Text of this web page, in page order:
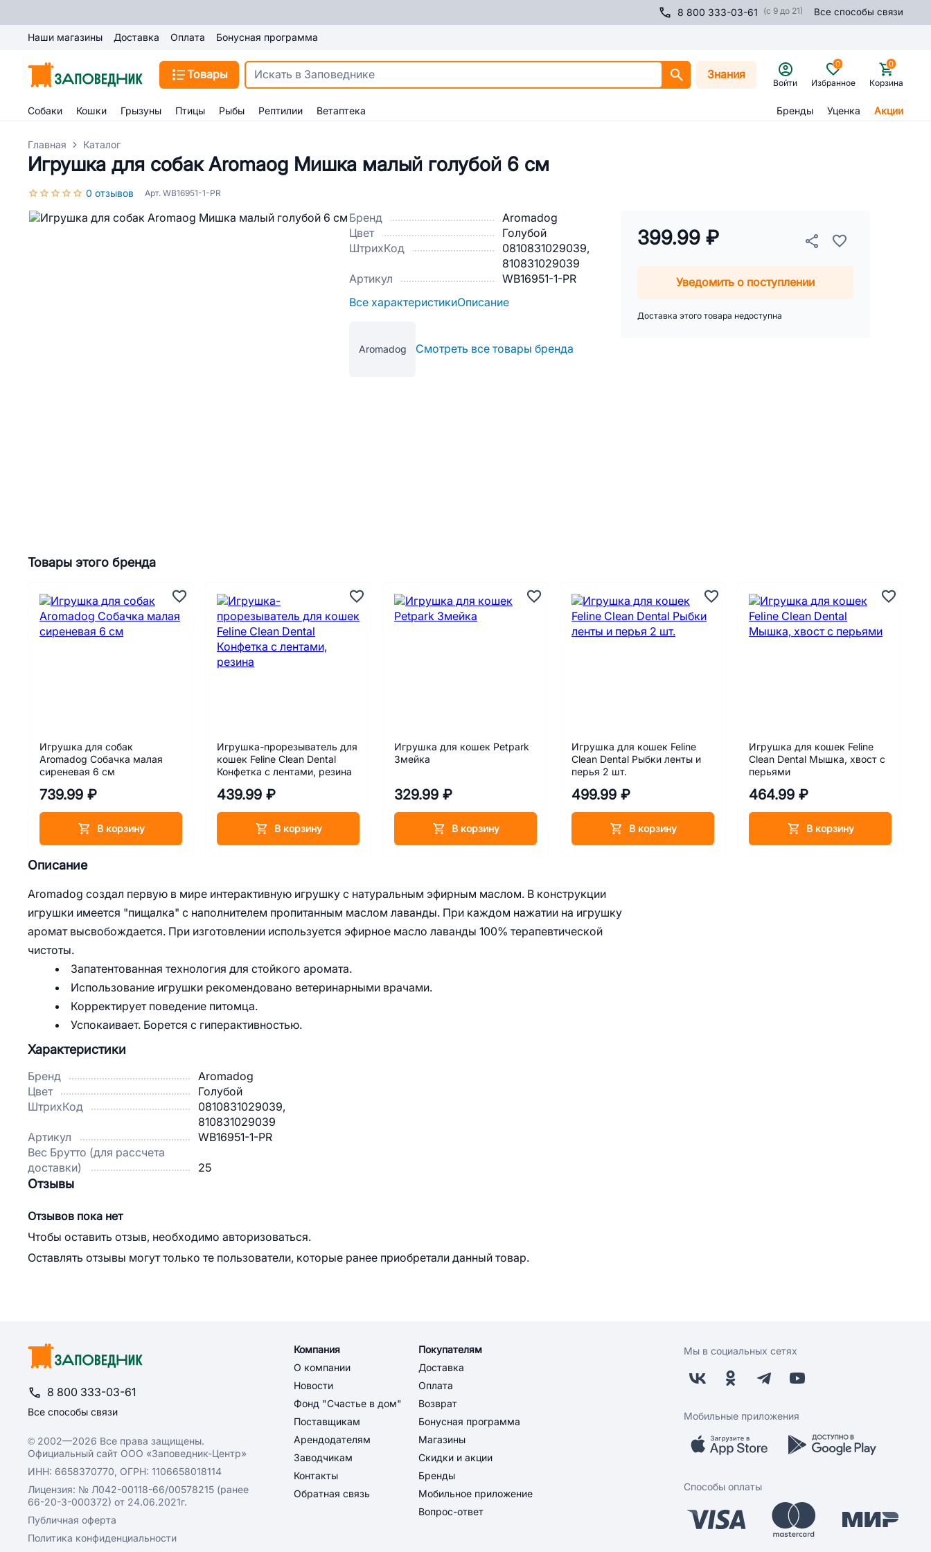
8 800 333-03-61 (с 9 до 21) Все способы связи
Наши магазины Доставка Оплата Бонусная программа
Товары Знания
Войти Избранное
0
Корзина
0
Собаки Кошки Грызуны Птицы Рыбы Рептилии Ветаптека Бренды Уценка Акции
Главная Каталог
Игрушка для собак Aromaog Мишка малый голубой 6 см
0 отзывов Арт. WB16951-1-PR
Бренд
Aromadog
Цвет
Голубой
ШтрихКод
0810831029039,
810831029039
Артикул
WB16951-1-PR
Все характеристикиОписание
Aromadog Смотреть все товары бренда
399.99 ₽
Уведомить о поступлении
Доставка этого товара недоступна
Описание
Aromadog создал первую в мире интерактивную игрушку с натуральным эфирным маслом. В конструкции
игрушки имеется "пищалка" с наполнителем пропитанным маслом лаванды. При каждом нажатии на игрушку
аромат высвобождается. При изготовлении используется эфирное масло лаванды 100% терапевтической
чистоты.
Запатентованная технология для стойкого аромата.
Использование игрушки рекомендовано ветеринарными врачами.
Корректирует поведение питомца.
Успокаивает. Борется с гиперактивностью.
Товары этого бренда
Игрушка для собак
Aromadog Собачка малая
сиреневая 6 см
739.99 ₽
В корзину
Игрушка-прорезыватель для
кошек Feline Clean Dental
Конфетка с лентами, резина
439.99 ₽
В корзину
Игрушка для кошек Petpark
Змейка
329.99 ₽
В корзину
Игрушка для кошек Feline
Clean Dental Рыбки ленты и
перья 2 шт.
499.99 ₽
В корзину
Игрушка для кошек Feline
Clean Dental Мышка, хвост с
перьями
464.99 ₽
В корзину
Характеристики
Бренд
Aromadog
Цвет
Голубой
ШтрихКод
0810831029039,
810831029039
Артикул
WB16951-1-PR
Вес Брутто (для рассчета
доставки)
25
Отзывы
Отзывов пока нет
Чтобы оставить отзыв, необходимо авторизоваться.
Оставлять отзывы могут только те пользователи, которые ранее приобретали данный товар.
8 800 333-03-61
Все способы связи
© 2002—2026 Все права защищены.
Официальный сайт ООО «Заповедник-Центр»
ИНН: 6658370770, ОГРН: 1106658018114
Лицензия: № Л042-00118-66/00578215 (ранее
66-20-3-000372) от 24.06.2021г.
Публичная оферта
Политика конфиденциальности
Компания
О компании
Новости
Фонд "Счастье в дом"
Поставщикам
Арендодателям
Заводчикам
Контакты
Обратная связь
Покупателям
Доставка
Оплата
Возврат
Бонусная программа
Магазины
Скидки и акции
Бренды
Мобильное приложение
Вопрос-ответ
Мы в социальных сетях
Мобильные приложения
Способы оплаты